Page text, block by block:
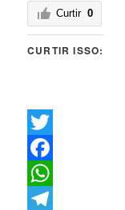
Curtir 0
CURTIR ISSO:
Twitter
Facebook
WhatsApp